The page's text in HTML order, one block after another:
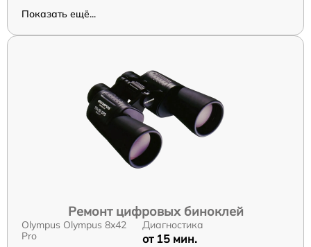
Показать ещё...
Ремонт цифровых биноклей
Olympus Olympus 8x42
Pro
Диагностика
от 15 мин.